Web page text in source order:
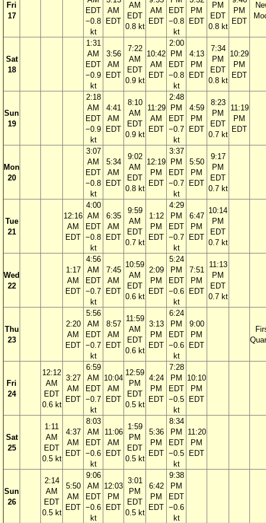
Fri
17
EDT
−0.8
kt
AM
EDT
AM
EDT
0.8 kt
AM
EDT
EDT
−0.8
kt
PM
EDT
PM
EDT
0.8 kt
PM
EDT
Sat
18
1:31
AM
EDT
−0.9
kt
3:56
AM
EDT
7:22
AM
EDT
0.9 kt
10:42
AM
EDT
2:00
PM
EDT
−0.8
kt
4:13
PM
EDT
7:34
PM
EDT
0.8 kt
10:29
PM
EDT
Sun
19
2:18
AM
EDT
−0.9
kt
4:41
AM
EDT
8:10
AM
EDT
0.9 kt
11:29
AM
EDT
2:48
PM
EDT
−0.7
kt
4:59
PM
EDT
8:23
PM
EDT
0.7 kt
11:19
PM
EDT
Mon
20
3:07
AM
EDT
−0.8
kt
5:34
AM
EDT
9:02
AM
EDT
0.8 kt
12:19
PM
EDT
3:37
PM
EDT
−0.7
kt
5:50
PM
EDT
9:17
PM
EDT
0.7 kt
Tue
21
12:16
AM
EDT
4:00
AM
EDT
−0.8
kt
6:35
AM
EDT
9:59
AM
EDT
0.7 kt
1:12
PM
EDT
4:29
PM
EDT
−0.7
kt
6:47
PM
EDT
10:14
PM
EDT
0.7 kt
Wed
22
1:17
AM
EDT
4:56
AM
EDT
−0.7
kt
7:45
AM
EDT
10:59
AM
EDT
0.6 kt
2:09
PM
EDT
5:24
PM
EDT
−0.6
kt
7:51
PM
EDT
11:13
PM
EDT
0.7 kt
Thu
23
2:20
AM
EDT
5:56
AM
EDT
−0.7
kt
8:57
AM
EDT
11:59
AM
EDT
0.6 kt
3:13
PM
EDT
6:24
PM
EDT
−0.6
kt
9:00
PM
EDT
Fri
24
12:12
AM
EDT
0.6 kt
3:27
AM
EDT
6:59
AM
EDT
−0.7
kt
10:04
AM
EDT
12:59
PM
EDT
0.5 kt
4:24
PM
EDT
7:28
PM
EDT
−0.5
kt
10:10
PM
EDT
Sat
25
1:11
AM
EDT
0.5 kt
4:37
AM
EDT
8:03
AM
EDT
−0.6
kt
11:06
AM
EDT
1:59
PM
EDT
0.5 kt
5:36
PM
EDT
8:34
PM
EDT
−0.5
kt
11:20
PM
EDT
Sun
26
2:14
AM
EDT
0.5 kt
5:50
AM
EDT
9:06
AM
EDT
−0.6
kt
12:03
PM
EDT
3:01
PM
EDT
0.5 kt
6:42
PM
EDT
9:38
PM
EDT
−0.6
kt